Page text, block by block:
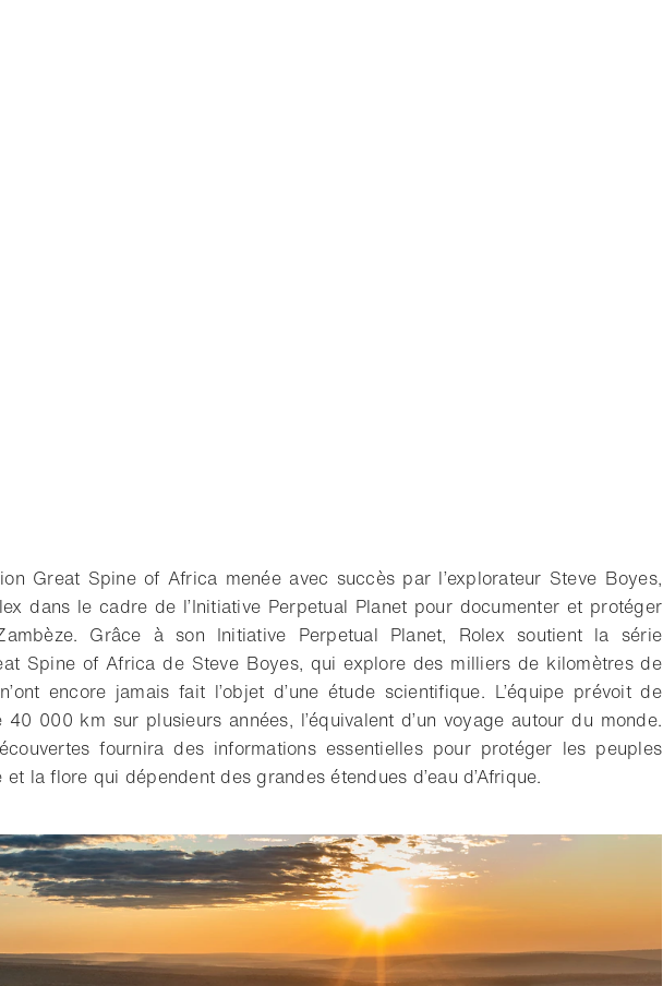
Great Spine of Africa menée avec succès par l’explorateur Steve Boyes,
dans le cadre de l’Initiative Perpetual Planet pour documenter et protéger
Grâce à son Initiative Perpetual Planet, Rolex soutient la série
Spine of Africa de Steve Boyes, qui explore des milliers de kilomètres de
encore jamais fait l’objet d’une étude scientifique. L’équipe prévoit de
000 km sur plusieurs années, l’équivalent d’un voyage autour du monde.
fournira des informations essentielles pour protéger les peuples
la flore qui dépendent des grandes étendues d’eau d’Afrique.